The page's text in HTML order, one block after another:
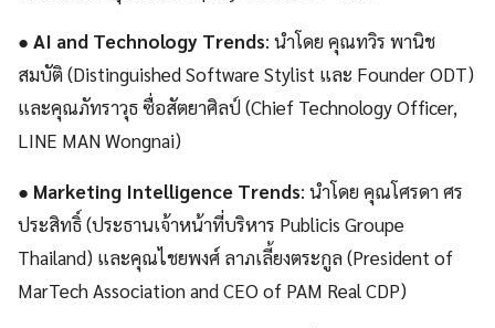
● AI and Technology Trends: นำโดย คุณทวิร พานิช
สมบัติ (Distinguished Software Stylist และ Founder ODT)
และคุณภัทราวุธ ซื่อสัตยาศิลป์ (Chief Technology Officer,
LINE MAN Wongnai)
● Marketing Intelligence Trends: นำโดย คุณโศรดา ศร
ประสิทธิ์ (ประธานเจ้าหน้าที่บริหาร Publicis Groupe
Thailand) และคุณไชยพงศ์ ลาภเลี้ยงตระกูล (President of
MarTech Association and CEO of PAM Real CDP)